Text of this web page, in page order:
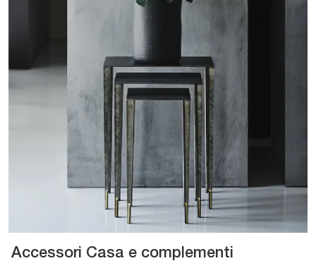
Accessori Casa e complementi